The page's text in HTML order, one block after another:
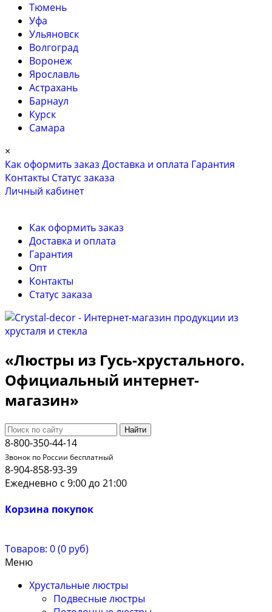
Тюмень
Уфа
Ульяновск
Волгоград
Воронеж
Ярославль
Астрахань
Барнаул
Курск
Самара
×
Как оформить заказ Доставка и оплата Гарантия
Контакты Cтатус заказа
Личный кабинет
Как оформить заказ
Доставка и оплата
Гарантия
Опт
Контакты
Cтатус заказа
«Люстры из Гусь-хрустального.
Официальный интернет-
магазин»
Найти
8-800-350-44-14
Звонок по России бесплатный
8-904-858-93-39
Ежедневно с 9:00 до 21:00
Корзина покупок
Товаров: 0 (0 руб)
Меню
Хрустальные люстры
Подвесные люстры